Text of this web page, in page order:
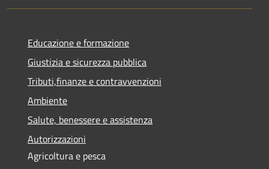
Educazione e formazione
Giustizia e sicurezza pubblica
Tributi,finanze e contravvenzioni
Ambiente
Salute, benessere e assistenza
Autorizzazioni
Agricoltura e pesca